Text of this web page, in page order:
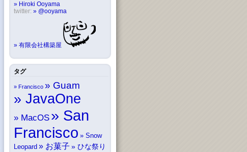
Hiroki Ooyama
twitter:
@ooyama
有限会社構築屋
タグ
Francisco Guam
JavaOne
MacOS
San
Francisco
Snow
Leopard
お菓子 ひな祭り